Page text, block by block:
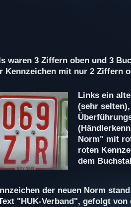
waren 3 Ziffern oben und 3
Kennzeichen mit nur 2 Ziffern
Links ein
(sehr
Norm" mit
roten
dem
der neuen Norm
"HUK-Verband", gefolgt